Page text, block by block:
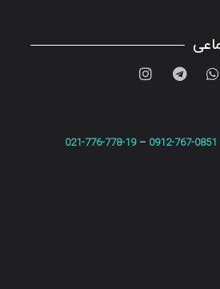
0912-767-0851
–
021-776-778-19